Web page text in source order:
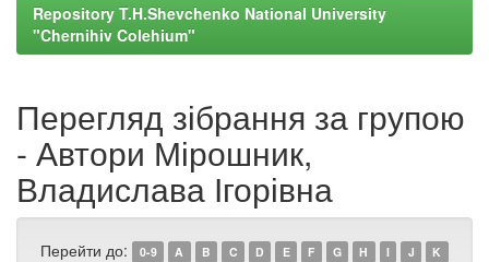
Repository T.H.Shevchenko National University
"Chernihiv Colehium"
Перегляд зібрання за групою
- Автори Мірошник,
Владислава Ігорівна
Перейти до: 0-9 A B C D E F G H I J
K